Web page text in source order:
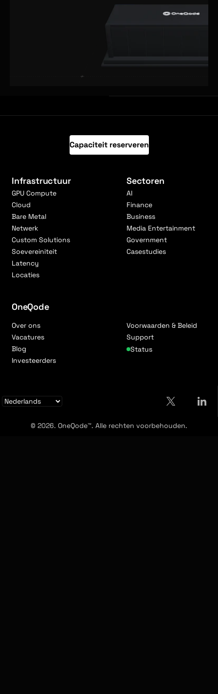
Capaciteit reserveren
Infrastructuur
GPU Compute
Cloud
Bare Metal
Netwerk
Custom Solutions
Soevereiniteit
Latency
Locaties
Sectoren
AI
Finance
Business
Media Entertainment
Government
Casestudies
OneQode
Over ons
Vacatures
Blog
Investeerders
Voorwaarden & Beleid
Support
Status
© 2026. OneQode™. Alle rechten voorbehouden.